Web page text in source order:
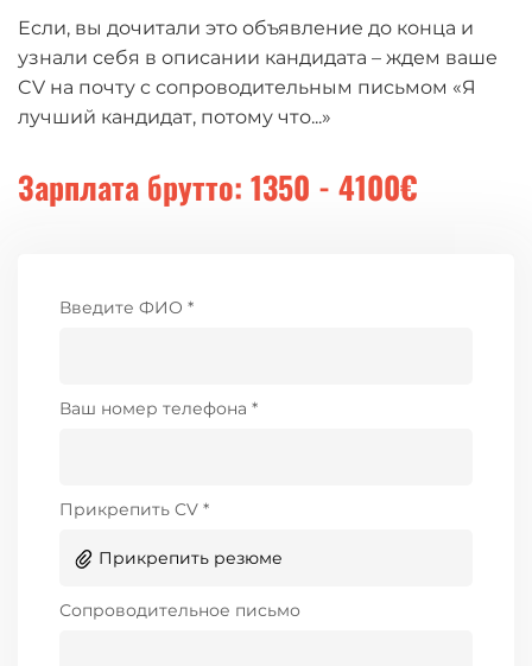
Если, вы дочитали это объявление до конца и
узнали себя в описании кандидата – ждем ваше
CV на почту c сопроводительным письмом «Я
лучший кандидат, потому что...»
Зарплата брутто: 1350 - 4100€
Введите ФИО *
Ваш номер телефона *
Прикрепить CV *
Прикрепить резюме
Сопроводительное письмо